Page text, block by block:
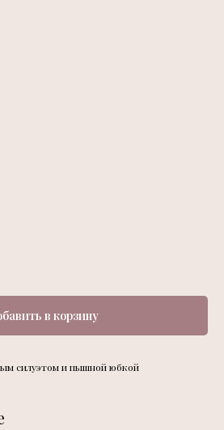
в корзину
силуэтом и пышной юбкой